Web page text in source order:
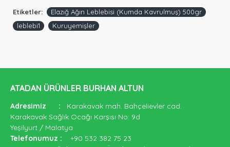
Etiketler:
Elazığ Ağın Leblebisi (Kumda Kavrulmuş) 500gr
leblebi1
Kuruyemişler
ATADAN ÜRÜNLER BURHAN ALTUN
Adresimiz :
Karakavak mah. Bahçelievler cad.
Karakavak Sağlık Ocağı Karşısı No: 9d
Yeşilyurt / Malatya
Telefonumuz : +90 532 382 75 23